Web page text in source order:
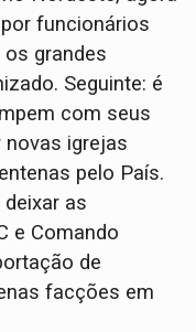
funcionários
grandes
Seguinte: é
com seus
novas igrejas
pelo País.
as
e Comando
de
facções em